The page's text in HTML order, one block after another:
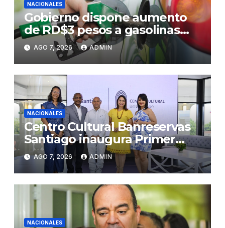
NACIONALES
Gobierno dispone aumento
de RD$3 pesos a gasolinas
premium y regular
AGO 7, 2026 ADMIN
NACIONALES
Centro Cultural Banreservas
Santiago inaugura Primer
Congreso de Artesanos de
Santiago
AGO 7, 2026 ADMIN
NACIONALES